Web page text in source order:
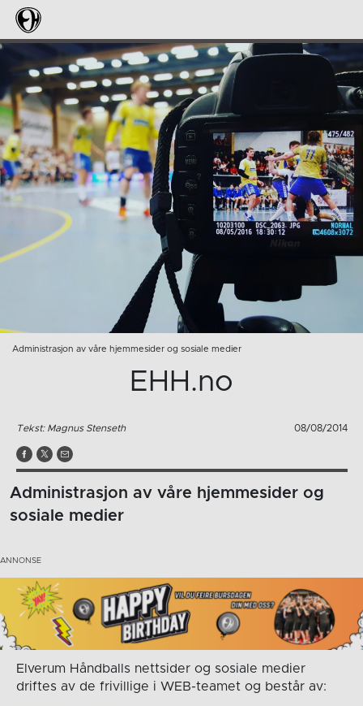
Administrasjon av våre hjemmesider og sosiale medier
EHH.no
Tekst: Magnus Stenseth 08/08/2014
Administrasjon av våre hjemmesider og
sosiale medier
Elverum Håndballs nettsider og sosiale medier
driftes av de frivillige i WEB-teamet og består av: